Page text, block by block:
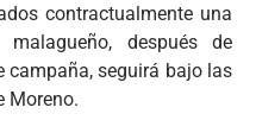
contractualmente una
después de
campaña, seguirá bajo las
Moreno.